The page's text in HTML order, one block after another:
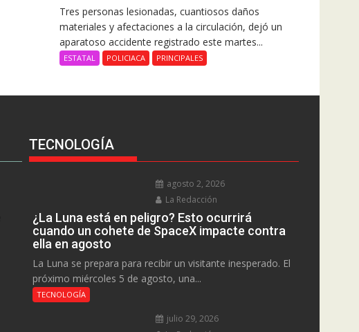
Tres personas lesionadas, cuantiosos daños
materiales y afectaciones a la circulación, dejó un
aparatoso accidente registrado este martes...
ESTATAL POLICIACA PRINCIPALES
TECNOLOGÍA
agosto 2, 2026
La Redacción
¿La Luna está en peligro? Esto ocurrirá
cuando un cohete de SpaceX impacte contra
ella en agosto
La Luna se prepara para recibir un visitante inesperado. El
próximo miércoles 5 de agosto, una...
TECNOLOGÍA
julio 29, 2026